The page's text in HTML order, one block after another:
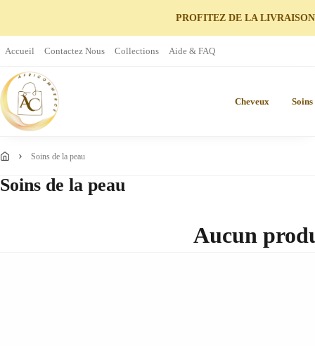
PROFITEZ DE LA
Accueil Contactez Nous Collections Aide & FAQ
Cheveux
soins de la peau
Soins de la peau
Aucun